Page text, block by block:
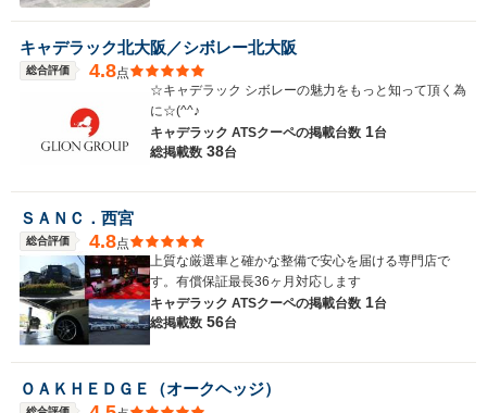
キャデラック北大阪／シボレー北大阪
総合評価 4.8点
☆キャデラック シボレーの魅力をもっと知って頂く為
に☆(^^♪
キャデラック ATSクーペの掲載台数 1台
総掲載数 38台
ＳＡＮＣ．西宮
総合評価 4.8点
上質な厳選車と確かな整備で安心を届ける専門店で
す。有償保証最長36ヶ月対応します
キャデラック ATSクーペの掲載台数 1台
総掲載数 56台
ＯＡＫＨＥＤＧＥ（オークヘッジ）